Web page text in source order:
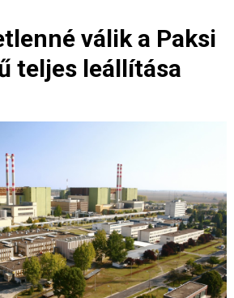
válik a Paksi
teljes leállítása